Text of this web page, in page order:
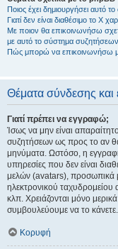
Ποιος έχει δημιουργήσει αυτό
Γιατί δεν είναι διαθέσιμο το Χ
Με ποιον θα επικοινωνήσω
με αυτό το σύστημα
Πώς μπορώ να επικοινωνήσω με
Θέματα σύνδεσης και
Γιατί πρέπει να εγγραφώ;
Ίσως να μην είναι
συζητήσεων ως προς το αν
μηνύματα. Ωστόσο, η
υπηρεσίες που δεν είναι
μελών (avatars), προσωπικά
ηλεκτρονικού
κλπ. Χρειάζονται μόνο
συμβουλεύουμε να το κάνετε.
Κορυφή